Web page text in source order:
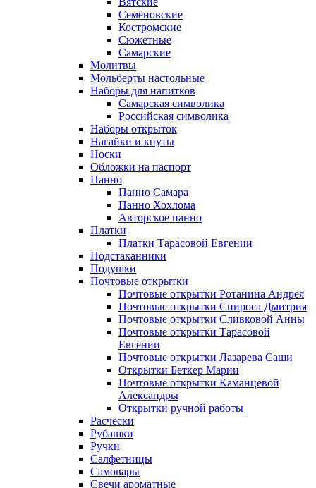
Семёновские
Костромские
Сюжетные
Самарские
Молитвы
Мольберты настольные
Наборы для напитков
Самарская символика
Российская символика
Наборы открыток
Нагайки и кнуты
Носки
Обложки на паспорт
Панно
Панно Самара
Панно Хохлома
Авторское панно
Платки
Платки Тарасовой Евгении
Подстаканники
Подушки
Почтовые открытки
Почтовые открытки Ротанина Андрея
Почтовые открытки Спироса Дмитрия
Почтовые открытки Сливковой Анны
Почтовые открытки Тарасовой
Евгении
Почтовые открытки Лазарева Саши
Открытки Беткер Марии
Почтовые открытки Каманцевой
Александры
Открытки ручной работы
Расчески
Рубашки
Ручки
Салфетницы
Самовары
Свечи ароматные